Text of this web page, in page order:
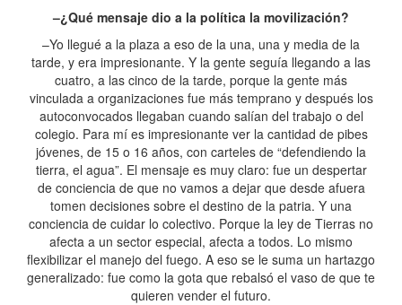
–¿Qué mensaje dio a la política la movilización?
–Yo llegué a la plaza a eso de la una, una y media de la
tarde, y era impresionante. Y la gente seguía llegando a las
cuatro, a las cinco de la tarde, porque la gente más
vinculada a organizaciones fue más temprano y después los
autoconvocados llegaban cuando salían del trabajo o del
colegio. Para mí es impresionante ver la cantidad de pibes
jóvenes, de 15 o 16 años, con carteles de “defendiendo la
tierra, el agua”. El mensaje es muy claro: fue un despertar
de conciencia de que no vamos a dejar que desde afuera
tomen decisiones sobre el destino de la patria. Y una
conciencia de cuidar lo colectivo. Porque la ley de Tierras no
afecta a un sector especial, afecta a todos. Lo mismo
flexibilizar el manejo del fuego. A eso se le suma un hartazgo
generalizado: fue como la gota que rebalsó el vaso de que te
quieren vender el futuro.